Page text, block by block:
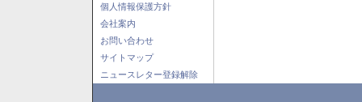
個人情報保護方針
会社案内
お問い合わせ
サイトマップ
ニュースレター登録解除